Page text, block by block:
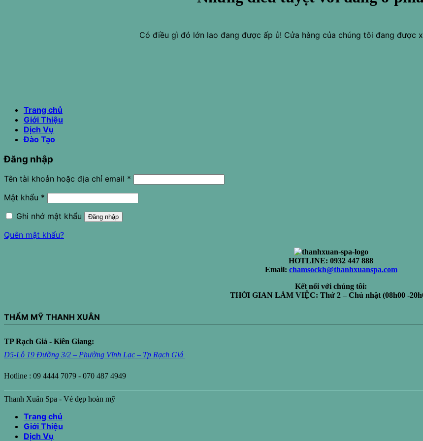
Có điều gì đó lớn lao đang được ấp ủ! Cửa hàng của chúng tôi đang được
Trang chủ
Giới Thiệu
Dịch Vụ
Đào Tạo
Đăng nhập
Tên tài khoản hoặc địa chỉ email *
Mật khẩu *
Ghi nhớ mật khẩu
Đăng nhập
Quên mật khẩu?
HOTLINE: 0932 447 888
Email: chamsockh@thanhxuanspa.com
Kết nối với chúng tôi:
THỜI GIAN LÀM VIỆC: Thứ 2 – Chủ nhật (08h00 -
THẨM MỸ THANH XUÂN
TP Rạch Giá - Kiên Giang:
D5-Lô 19 Đường 3/2 – Phường Vĩnh Lạc – Tp Rạch Giá
Hotline : 09 4444 7079 - 070 487 4949
Thanh Xuân Spa - Vẻ đẹp hoàn mỹ
Trang chủ
Giới Thiệu
Dịch Vụ